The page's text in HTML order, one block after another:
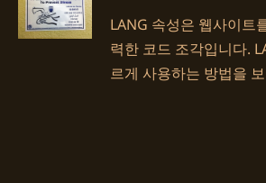
LANG 속성은 웹사이트
력한 코드 조각입니다.
르게 사용하는 방법을